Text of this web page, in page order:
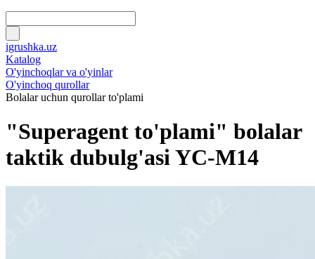
igrushka.uz
Katalog
O'yinchoqlar va o'yinlar
O'yinchoq qurollar
Bolalar uchun qurollar to'plami
"Superagent to'plami" bolalar
taktik dubulg'asi YC-M14